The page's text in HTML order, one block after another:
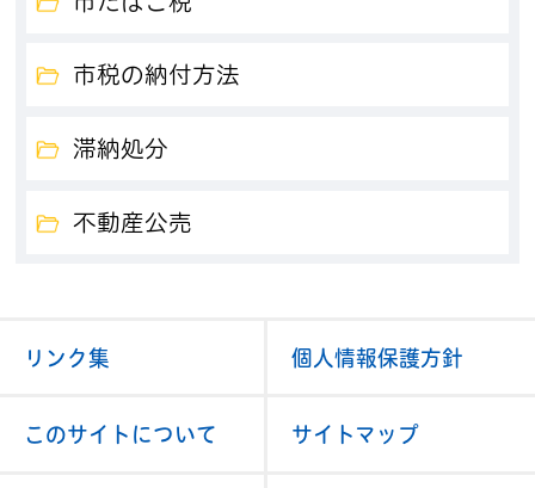
市税の納付方法
滞納処分
不動産公売
リンク集 個人情報保護方針
このサイトについて サイトマップ